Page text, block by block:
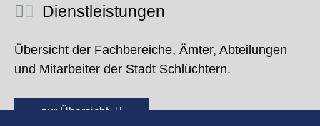
Dienstleistungen
Übersicht der Fachbereiche, Ämter, Abteilungen
und Mitarbeiter der Stadt Schlüchtern.
zur Übersicht